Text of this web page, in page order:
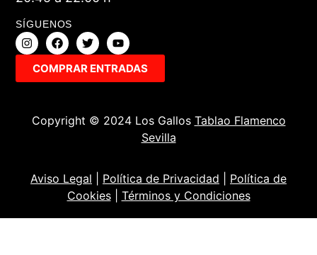
SÍGUENOS
COMPRAR ENTRADAS
Copyright © 2024 Los Gallos Tablao Flamenco
Sevilla
Aviso Legal Política de Privacidad
Política de
Cookies| Términos y Condiciones